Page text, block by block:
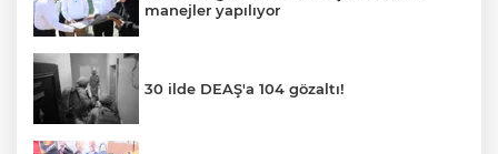
manejler yapılıyor
30 ilde DEAŞ'a 104 gözaltı!